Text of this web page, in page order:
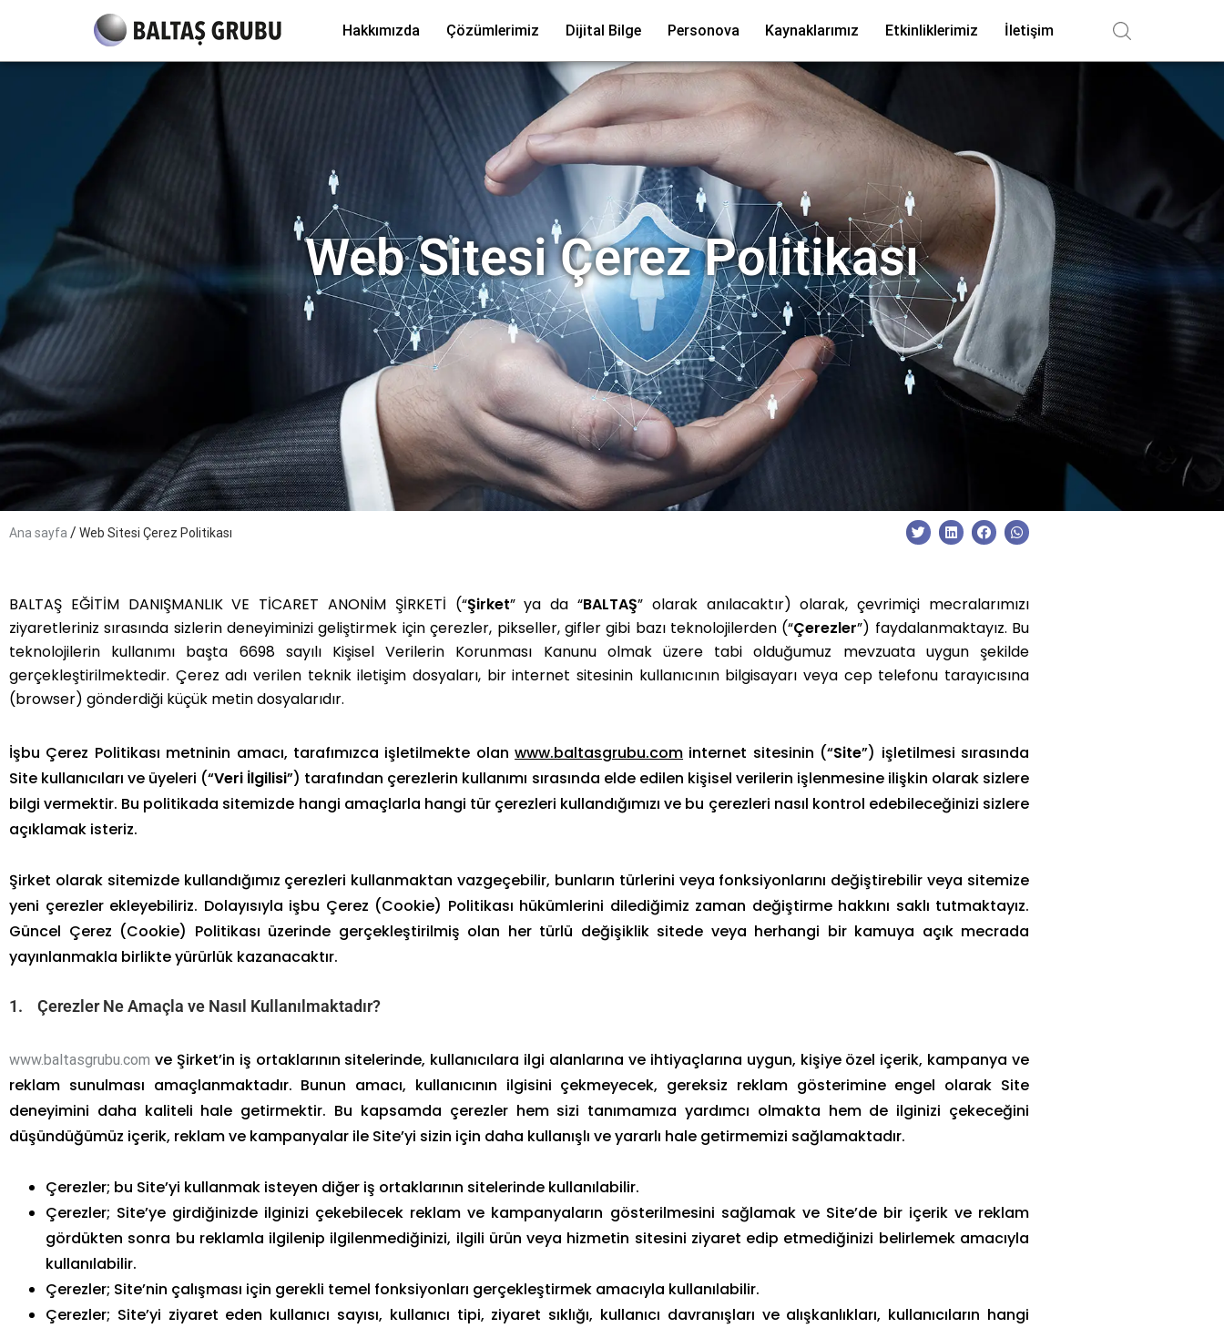
Hakkımızda Çözümlerimiz Dijital Bilge Personova Kaynaklarımız Etkinliklerimiz İletişim
Web Sitesi Çerez Politikası
Ana sayfa / Web Sitesi Çerez Politikası
BALTAŞ EĞİTİM DANIŞMANLIK VE TİCARET ANONİM ŞİRKETİ (“Şirket” ya da “BALTAŞ” olarak anılacaktır) olarak, çevrimiçi mecralarımızı
ziyaretleriniz sırasında sizlerin deneyiminizi geliştirmek için çerezler, pikseller, gifler gibi bazı teknolojilerden (“Çerezler”) faydalanmaktayız. Bu
teknolojilerin kullanımı başta 6698 sayılı Kişisel Verilerin Korunması Kanunu olmak üzere tabi olduğumuz mevzuata uygun şekilde
gerçekleştirilmektedir. Çerez adı verilen teknik iletişim dosyaları, bir internet sitesinin kullanıcının bilgisayarı veya cep telefonu tarayıcısına
(browser) gönderdiği küçük metin dosyalarıdır.
İşbu Çerez Politikası metninin amacı, tarafımızca işletilmekte olanwww.baltasgrubu.com internet sitesinin (“Site”) işletilmesi sırasında
Site kullanıcıları ve üyeleri (“Veri İlgilisi”) tarafından çerezlerin kullanımı sırasında elde edilen kişisel verilerin işlenmesine ilişkin olarak sizlere
bilgi vermektir. Bu politikada sitemizde hangi amaçlarla hangi tür çerezleri kullandığımızı ve bu çerezleri nasıl kontrol edebileceğinizi sizlere
açıklamak isteriz.
Şirket olarak sitemizde kullandığımız çerezleri kullanmaktan vazgeçebilir, bunların türlerini veya fonksiyonlarını değiştirebilir veya sitemize
yeni çerezler ekleyebiliriz. Dolayısıyla işbu Çerez (Cookie) Politikası hükümlerini dilediğimiz zaman değiştirme hakkını saklı tutmaktayız.
Güncel Çerez (Cookie) Politikası üzerinde gerçekleştirilmiş olan her türlü değişiklik sitede veya herhangi bir kamuya açık mecrada
yayınlanmakla birlikte yürürlük kazanacaktır.
1. Çerezler Ne Amaçla ve Nasıl Kullanılmaktadır?
www.baltasgrubu.com ve Şirket’in iş ortaklarının sitelerinde, kullanıcılara ilgi alanlarına ve ihtiyaçlarına uygun, kişiye özel içerik, kampanya ve
reklam sunulması amaçlanmaktadır. Bunun amacı, kullanıcının ilgisini çekmeyecek, gereksiz reklam gösterimine engel olarak Site
deneyimini daha kaliteli hale getirmektir. Bu kapsamda çerezler hem sizi tanımamıza yardımcı olmakta hem de ilginizi çekeceğini
düşündüğümüz içerik, reklam ve kampanyalar ile Site’yi sizin için daha kullanışlı ve yararlı hale getirmemizi sağlamaktadır.
Çerezler; bu Site’yi kullanmak isteyen diğer iş ortaklarının sitelerinde kullanılabilir.
Çerezler; Site’ye girdiğinizde ilginizi çekebilecek reklam ve kampanyaların gösterilmesini sağlamak ve Site’de bir içerik ve reklam
gördükten sonra bu reklamla ilgilenip ilgilenmediğinizi, ilgili ürün veya hizmetin sitesini ziyaret edip etmediğinizi belirlemek amacıyla
kullanılabilir.
Çerezler; Site’nin çalışması için gerekli temel fonksiyonları gerçekleştirmek amacıyla kullanılabilir.
Çerezler; Site’yi ziyaret eden kullanıcı sayısı, kullanıcı tipi, ziyaret sıklığı, kullanıcı davranışları ve alışkanlıkları, kullanıcıların hangi